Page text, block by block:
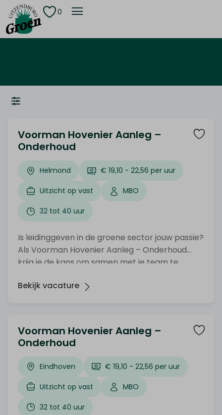
0
Voorman Hovenier Aanleg –
Onderhoud
Helmond € 19,10 - 22,56 per uur
Uitzicht op vast MBO
32 tot 40 uur
Is leidinggeven in de groene sector jouw passie?
Als Voorman Hovenier Aanleg – Onderhoud
krijg je de kans om samen met je team te
om jouw kennis en ervaring in te zetten? Dan
Bekijk vacature
Voorman Hovenier Aanleg –
Onderhoud
Eindhoven € 19,10 - 22,56 per uur
Uitzicht op vast MBO
32 tot 40 uur